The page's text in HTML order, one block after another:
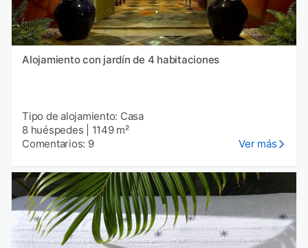
Alojamiento con jardín de 4 habitaciones
Tipo de alojamiento: Casa
8 huéspedes
1149 m²
Comentarios: 9
Ver más